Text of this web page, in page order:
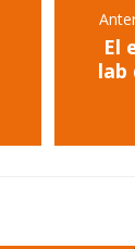
El
lab